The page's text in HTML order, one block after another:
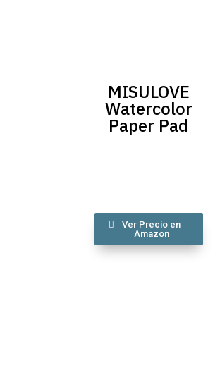
MISULOVE
Watercolor
Paper Pad
Ver Precio en
Amazon